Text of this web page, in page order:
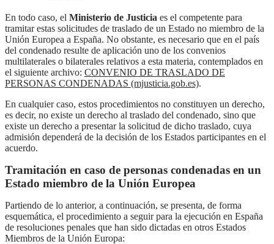
En todo caso, el Ministerio de Justicia es el competente para
tramitar estas solicitudes de traslado de un Estado no miembro de la
Unión Europea a España. No obstante, es necesario que en el país
del condenado resulte de aplicación uno de los convenios
multilaterales o bilaterales relativos a esta materia, contemplados en
el siguiente archivo: CONVENIO DE TRASLADO DE
PERSONAS CONDENADAS (mjusticia.gob.es).
En cualquier caso, estos procedimientos no constituyen un derecho,
es decir, no existe un derecho al traslado del condenado, sino que
existe un derecho a presentar la solicitud de dicho traslado, cuya
admisión dependerá de la decisión de los Estados participantes en el
acuerdo.
Tramitación en caso de personas condenadas en un
Estado miembro de la Unión Europea
Partiendo de lo anterior, a continuación, se presenta, de forma
esquemática, el procedimiento a seguir para la ejecución en España
de resoluciones penales que han sido dictadas en otros Estados
Miembros de la Unión Europa: